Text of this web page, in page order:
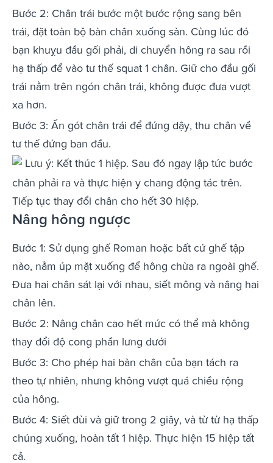
Bước 2: Chân trái bước một bước rộng sang bên
trái, đặt toàn bộ bàn chân xuống sàn. Cùng lúc đó
bạn khuỵu đầu gối phải, di chuyển hông ra sau rồi
hạ thấp để vào tư thế squat 1 chân. Giữ cho đầu gối
trái nằm trên ngón chân trái, không được đưa vượt
xa hơn.
Bước 3: Ấn gót chân trái để đứng dậy, thu chân về
tư thế đứng ban đầu.
Lưu ý: Kết thúc 1 hiệp. Sau đó ngay lập tức bước
chân phải ra và thực hiện y chang động tác trên.
Tiếp tục thay đổi chân cho hết 30 hiệp.
Nâng hông ngược
Bước 1: Sử dụng ghế Roman hoặc bất cứ ghế tập
nào, nằm úp mặt xuống để hông chừa ra ngoài ghế.
Đưa hai chân sát lại với nhau, siết mông và nâng hai
chân lên.
Bước 2: Nâng chân cao hết mức có thể mà không
thay đổi độ cong phần lưng dưới
Bước 3: Cho phép hai bàn chân của bạn tách ra
theo tự nhiên, nhưng không vượt quá chiều rộng
của hông.
Bước 4: Siết đùi và giữ trong 2 giây, và từ từ hạ thấp
chúng xuống, hoàn tất 1 hiệp. Thực hiện 15 hiệp tất
cả.